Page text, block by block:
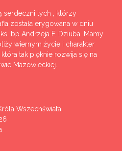
serdeczni tych , którzy
została erygowana w dniu
bp Andrzeja F. Dziuba. Mamy
wiernym życie i charakter
tak pięknie rozwija się na
Mazowieckiej.
Wszechświata,